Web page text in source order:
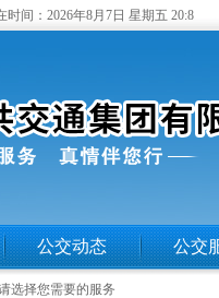
间： 2026年8月7日 星期五 20:8
公交动态 公交
选择您需要的服务